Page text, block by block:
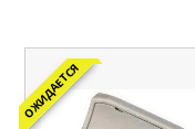
ОЖИДАЕТСЯ